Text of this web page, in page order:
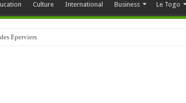
Culture International Business Le Togo
veut annuler des soutenances